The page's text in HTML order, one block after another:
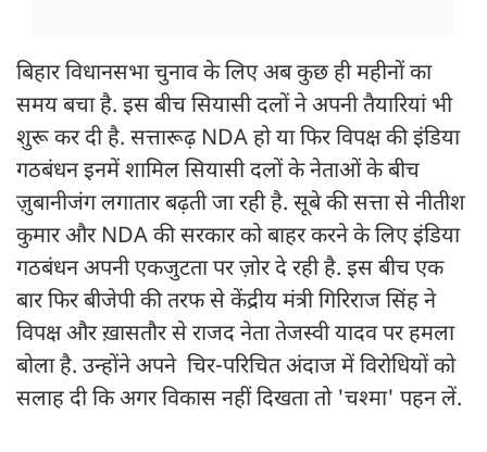
बिहार विधानसभा चुनाव के लिए अब कुछ ही महीनों का
समय बचा है. इस बीच सियासी दलों ने अपनी तैयारियां भी
शुरू कर दी है. सत्तारूढ़ NDA हो या फिर विपक्ष की इंडिया
गठबंधन इनमें शामिल सियासी दलों के नेताओं के बीच
ज़ुबानीजंग लगातार बढ़ती जा रही है. सूबे की सत्ता से नीतीश
कुमार और NDA की सरकार को बाहर करने के लिए इंडिया
गठबंधन अपनी एकजुटता पर ज़ोर दे रही है. इस बीच एक
बार फिर बीजेपी की तरफ से केंद्रीय मंत्री गिरिराज सिंह ने
विपक्ष और ख़ासतौर से राजद नेता तेजस्वी यादव पर हमला
बोला है. उन्होंने अपने चिर-परिचित अंदाज में विरोधियों को
सलाह दी कि अगर विकास नहीं दिखता तो 'चश्मा' पहन लें.